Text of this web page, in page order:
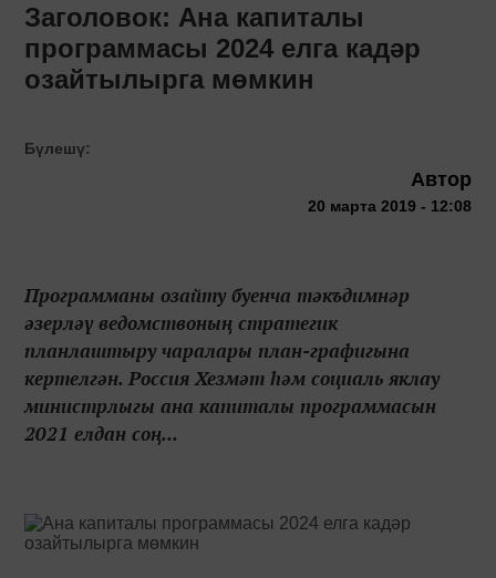
Заголовок: Ана капиталы
программасы 2024 елга кадәр
озайтылырга мөмкин
Бүлешү:
Автор
20 марта 2019 - 12:08
Программаны озайту буенча тәкъдимнәр
әзерләү ведомствоның стратегик
планлаштыру чаралары план-графигына
кертелгән. Россия Хезмәт һәм социаль яклау
министрлыгы ана капиталы программасын
2021 елдан соң...